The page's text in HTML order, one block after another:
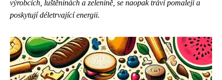
výrobcích, luštěninách a zelenině, se naopak tráví pomaleji a
poskytují déletrvající energii.